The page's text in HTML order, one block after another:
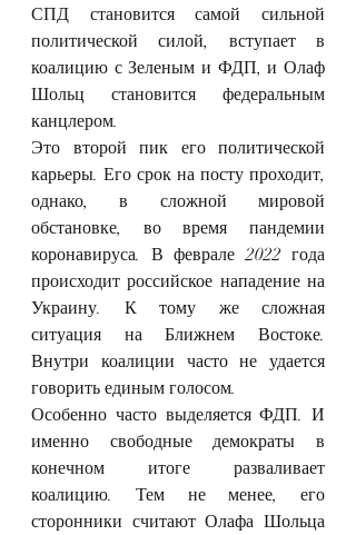
СПД становится самой сильной
политической силой, вступает в
коалицию с Зеленым и ФДП, и Олаф
Шольц становится федеральным
канцлером.
Это второй пик его политической
карьеры. Его срок на посту проходит,
однако, в сложной мировой
обстановке, во время пандемии
коронавируса. В феврале 2022 года
происходит российское нападение на
Украину. К тому же сложная
ситуация на Ближнем Востоке.
Внутри коалиции часто не удается
говорить единым голосом.
Особенно часто выделяется ФДП. И
именно свободные демократы в
конечном итоге разваливает
коалицию. Тем не менее, его
сторонники считают Олафа Шольца